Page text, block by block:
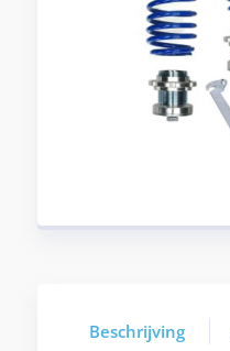
Beschrijving